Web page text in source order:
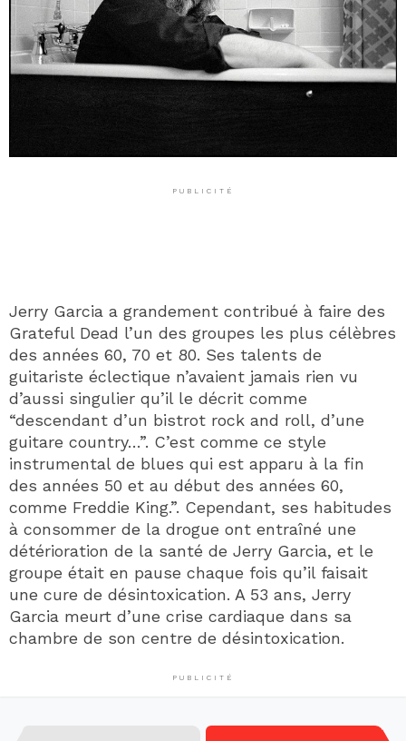
PUBLICITÉ
Jerry Garcia a grandement contribué à faire des
Grateful Dead l’un des groupes les plus célèbres
des années 60, 70 et 80. Ses talents de
guitariste éclectique n’avaient jamais rien vu
d’aussi singulier qu’il le décrit comme
“descendant d’un bistrot rock and roll, d’une
guitare country…”. C’est comme ce style
instrumental de blues qui est apparu à la fin
des années 50 et au début des années 60,
comme Freddie King.”. Cependant, ses habitudes
à consommer de la drogue ont entraîné une
détérioration de la santé de Jerry Garcia, et le
groupe était en pause chaque fois qu’il faisait
une cure de désintoxication. A 53 ans, Jerry
Garcia meurt d’une crise cardiaque dans sa
chambre de son centre de désintoxication.
PUBLICITÉ